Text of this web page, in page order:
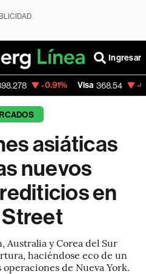
Ingresar
Visa 368.54 -0.28%
asiáticas
nuevos
en
Australia y Corea del Sur
haciéndose eco de un
de Nueva York.